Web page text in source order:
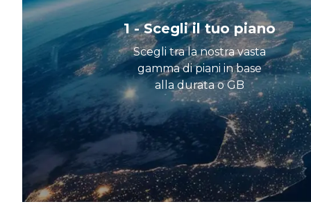
1 - Scegli il tuo piano
Scegli tra la nostra vasta
gamma di piani in base
alla durata o GB